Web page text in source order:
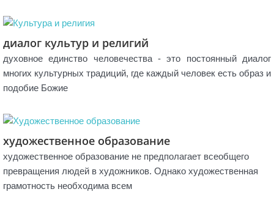
диалог культур и религий
духовное единство человечества - это постоянный диалог
многих культурных традиций, где каждый человек есть образ и
подобие Божие
художественное образование
художественное образование не предполагает всеобщего
превращения людей в художников. Однако художественная
грамотность необходима всем